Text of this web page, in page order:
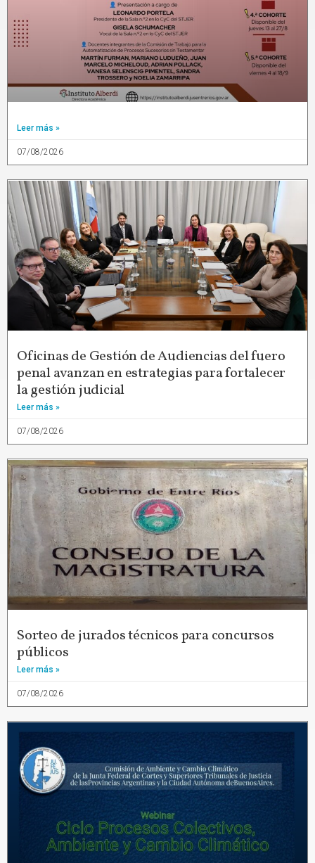
Leer más »
07/08/2026
Oficinas de Gestión de Audiencias del fuero
penal avanzan en estrategias para fortalecer
la gestión judicial
Leer más »
07/08/2026
Sorteo de jurados técnicos para concursos
públicos
Leer más »
07/08/2026